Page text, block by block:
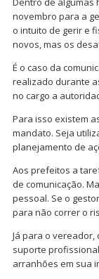
novembro para a
o intuito de gerir e
novos, mas os
É o caso da
realizado durante
no cargo a
Para isso existem
mandato. Seja
planejamento de
Aos prefeitos a
de comunicação.
pessoal. Se o
para não correr o
Já para o
suporte
arranhões em sua